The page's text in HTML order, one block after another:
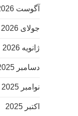
آگوست 2026
جولای 2026
ژانویه 2026
دسامبر 2025
نوامبر 2025
اکتبر 2025